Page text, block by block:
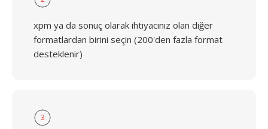
xpm ya da sonuç olarak ihtiyacınız olan diğer
formatlardan birini seçin (200'den fazla format
desteklenir)
3